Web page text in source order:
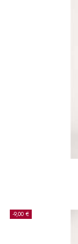
-9,00 €